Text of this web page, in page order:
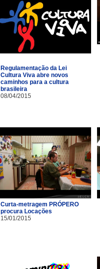
Regulamentação da Lei
Cultura Viva abre novos
caminhos para a cultura
brasileira
08/04/2015
Curta-metragem PRÓPERO
procura Locações
15/01/2015